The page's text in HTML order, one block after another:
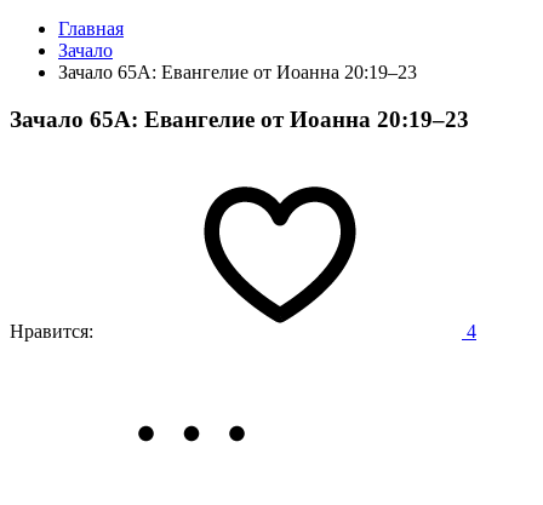
Главная
Зачало
Зачало 65А: Евангелие от Иоанна 20:19–23
Зачало 65А: Евангелие от Иоанна 20:19–23
Нравится: 4